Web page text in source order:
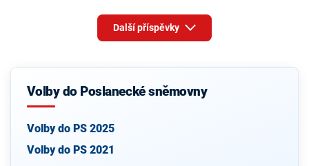
Další příspěvky
Volby do Poslanecké sněmovny
Volby do PS 2025
Volby do PS 2021